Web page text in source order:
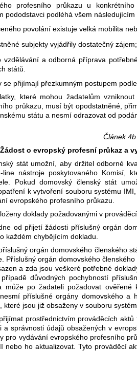
profesního průkazu u
pododstavci podléhá všem
povolání existuje velká mobilita
subjekty vyjádřily dostatečný zájem;
vzdělávání a odborná příprava
států.
se přijímají přezkumným postupem
které mohou žadatelům
průkazu, musí být opodstatněné,
státu a nesmí odrazovat od
Článek 4b
Žádost o evropský profesní průkaz a
stát umožní, aby držitel odborné
line nástroje poskytovaného Komisí,
Pokud domovský členský stát
k vytvoření souboru systému
evropského profesního průkazu.
doklady požadovanými v
od přijetí žádosti příslušný orgán
každém chybějícím dokladu.
orgán domovského členského
Příslušný orgán domovského
a zda jsou veškeré potřebné
důvodných pochybností
může po žadateli požadovat
příslušné orgány domovského a
které jsou již obsaženy v souboru
prostřednictvím prováděcích
a správnosti údajů obsažených v
pro vydávání evropského profesního
nebo ho aktualizovat. Tyto prováděcí